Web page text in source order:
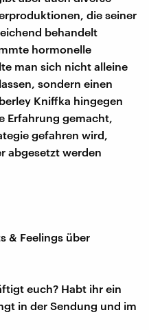
die seiner
behandelt
hormonelle
man sich nicht alleine
sondern einen
Kniffka hingegen
Erfahrung gemacht,
gefahren wird,
abgesetzt werden
& Feelings über
euch? Habt ihr ein
in der Sendung und im